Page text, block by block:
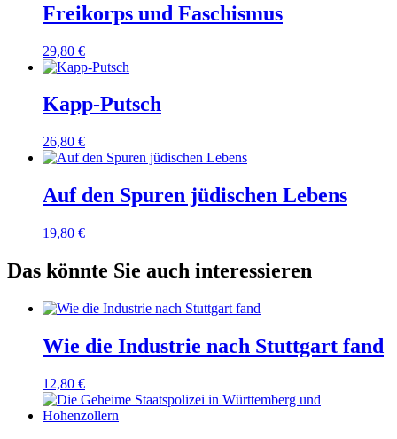
Freikorps und Faschismus
29,80 €
Kapp-Putsch
26,80 €
Auf den Spuren jüdischen Lebens
19,80 €
Das könnte Sie auch interessieren
Wie die Industrie nach Stuttgart fand
12,80 €